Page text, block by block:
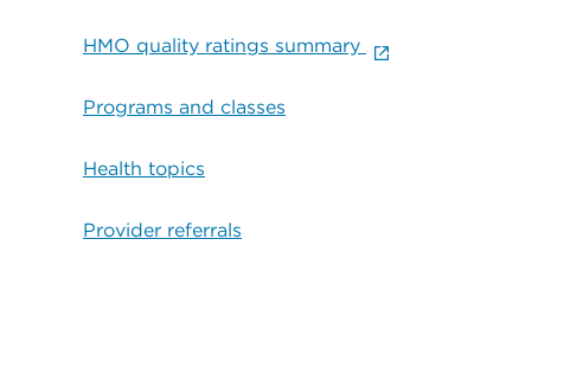
HMO quality ratings summary
Programs and classes
Health topics
Provider referrals